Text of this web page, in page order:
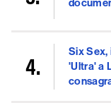
Six Sex,
'Ultra' a